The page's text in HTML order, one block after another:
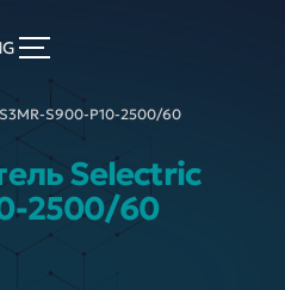
S900-P10-2500/60
Selectric
2500/60